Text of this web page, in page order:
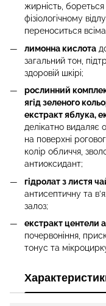
жирність,
фізіологічному
переноситься
лимонна кислота
загальний тон,
здоровій шкірі;
рослинний
ягід зеленого
екстракт яблука,
делікатно видаляє
на поверхні
колір обличчя,
антиоксидант;
гідролат з листя
антисептичну та
залоз;
екстракт центели
почервоніння,
тонус та